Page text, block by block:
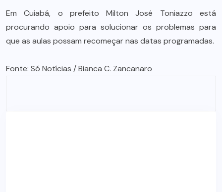
Em Cuiabá, o prefeito Milton José Toniazzo está
procurando apoio para solucionar os problemas para
que as aulas possam recomeçar nas datas programadas.
Fonte: Só Notícias / Bianca C. Zancanaro